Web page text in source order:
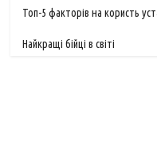
Топ-5 факторів на користь
Найкращі бійці в світі